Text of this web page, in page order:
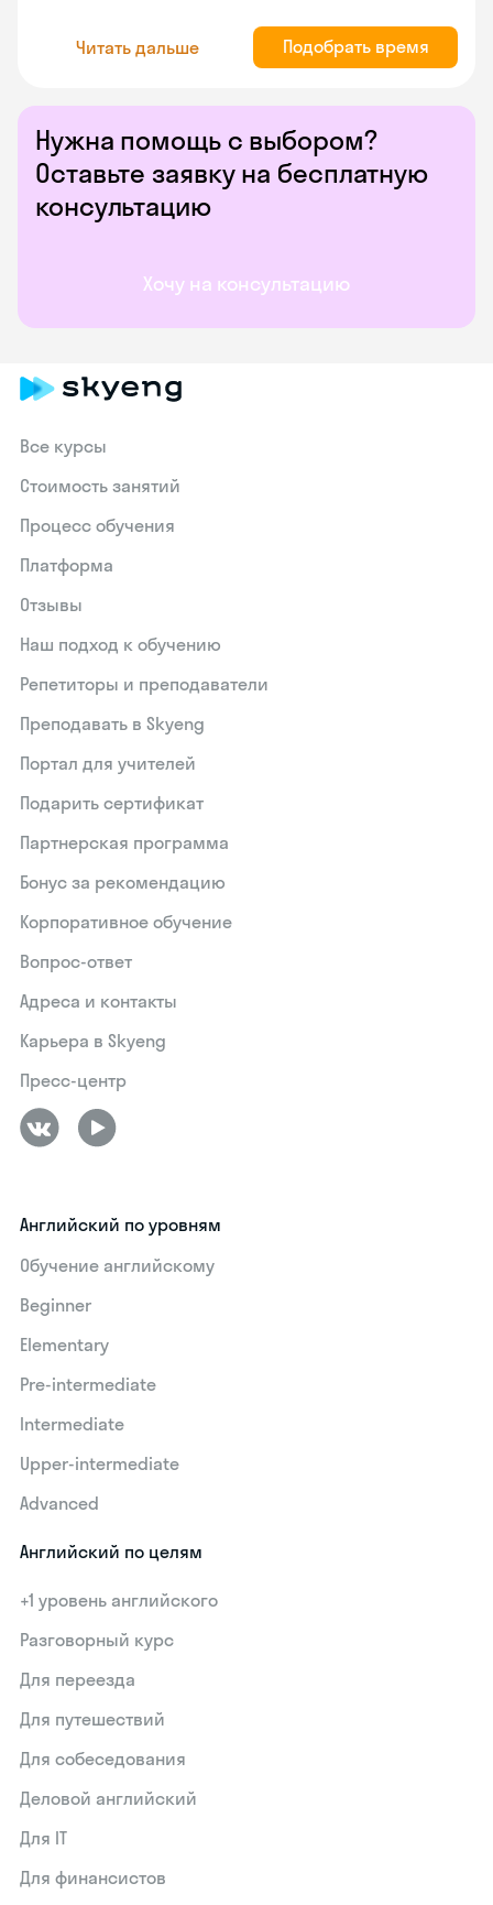
Нужна помощь с выбором?
Оставьте заявку на бесплатную
консультацию
Хочу на консультацию
Читать дальше Подобрать время
Все курсы
Стоимость занятий
Процесс обучения
Платформа
Отзывы
Наш подход к обучению
Репетиторы и преподаватели
Преподавать в Skyeng
Портал для учителей
Подарить сертификат
Партнерская программа
Бонус за рекомендацию
Корпоративное обучение
Вопрос-ответ
Адреса и контакты
Карьера в Skyeng
Пресс-центр
Английский по уровням
Обучение английскому
Beginner
Elementary
Pre-intermediate
Intermediate
Upper-intermediate
Advanced
Английский по целям
+1 уровень английского
Разговорный курс
Для переезда
Для путешествий
Для собеседования
Деловой английский
Для IT
Для финансистов